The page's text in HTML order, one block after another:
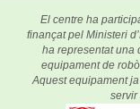
El centre ha
finançat pel Ministeri
ha representat una
equipament de
Aquest equipament
servir